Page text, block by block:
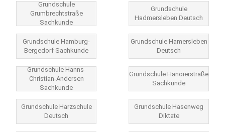
Grundschule
Grumbrechtstraße
Sachkunde
Grundschule
Hadmersleben Deutsch
Grundschule Hamburg-
Bergedorf Sachkunde
Grundschule Hamersleben
Deutsch
Grundschule Hanns-
Christian-Andersen
Sachkunde
Grundschule Hanoierstraße
Sachkunde
Grundschule Harzschule
Deutsch
Grundschule Hasenweg
Diktate